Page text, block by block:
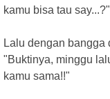
kamu bisa tau say...?"
Lalu dengan bangga
"Buktinya, minggu
kamu sama!!"